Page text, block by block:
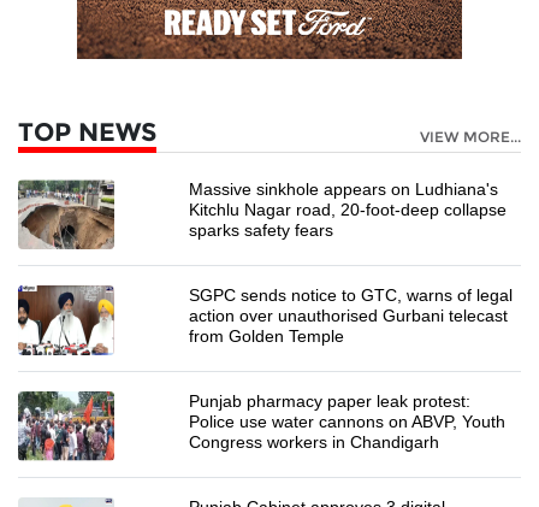
TOP NEWS VIEW MORE...
Massive sinkhole appears on Ludhiana's
Kitchlu Nagar road, 20-foot-deep collapse
sparks safety fears
SGPC sends notice to GTC, warns of legal
action over unauthorised Gurbani telecast
from Golden Temple
Punjab pharmacy paper leak protest:
Police use water cannons on ABVP, Youth
Congress workers in Chandigarh